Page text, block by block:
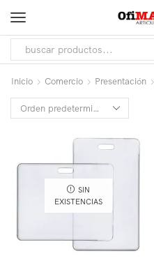
Inicio Comercio Presentación
SIN
EXISTENCIAS